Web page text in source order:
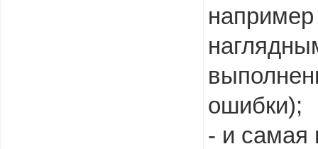
ошибки);
- и самая